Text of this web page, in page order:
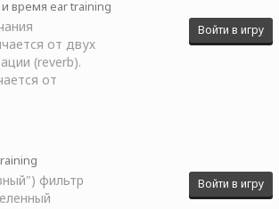
время ear training
от двух
(reverb).
от
Войти в игру
фильтр
Войти в игру